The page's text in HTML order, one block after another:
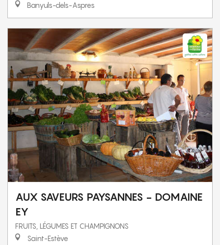
Banyuls-dels-Aspres
AUX SAVEURS PAYSANNES - DOMAINE
EY
FRUITS, LÉGUMES ET CHAMPIGNONS
Saint-Estève